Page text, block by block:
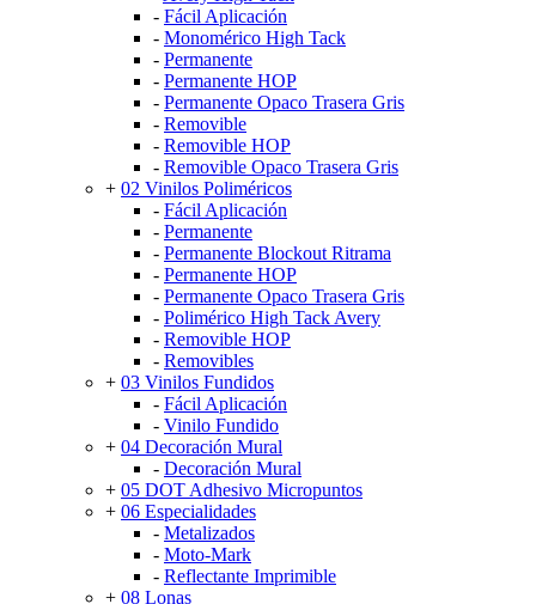
- Fácil Aplicación
- Monomérico High Tack
- Permanente
- Permanente HOP
- Permanente Opaco Trasera Gris
- Removible
- Removible HOP
- Removible Opaco Trasera Gris
+ 02 Vinilos Poliméricos
- Fácil Aplicación
- Permanente
- Permanente Blockout Ritrama
- Permanente HOP
- Permanente Opaco Trasera Gris
- Polimérico High Tack Avery
- Removible HOP
- Removibles
+ 03 Vinilos Fundidos
- Fácil Aplicación
- Vinilo Fundido
+ 04 Decoración Mural
- Decoración Mural
+ 05 DOT Adhesivo Micropuntos
+ 06 Especialidades
- Metalizados
- Moto-Mark
- Reflectante Imprimible
+ 08 Lonas